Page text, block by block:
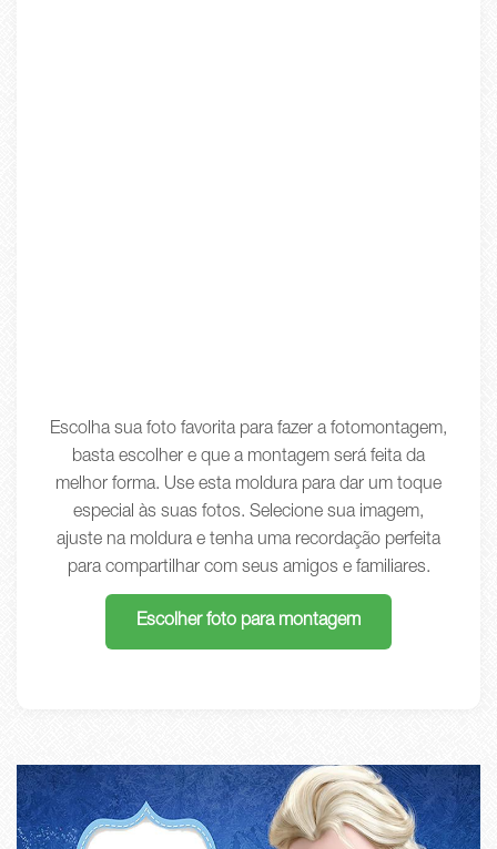
Escolha sua foto favorita para fazer a fotomontagem,
basta escolher e que a montagem será feita da
melhor forma. Use esta moldura para dar um toque
especial às suas fotos. Selecione sua imagem,
ajuste na moldura e tenha uma recordação perfeita
para compartilhar com seus amigos e familiares.
Escolher foto para montagem